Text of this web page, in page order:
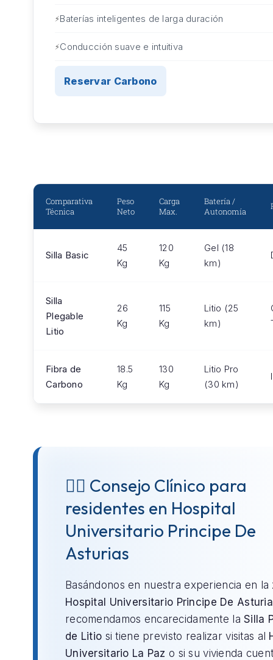
Baterías inteligentes de larga duración
Conducción suave e intuitiva
Reservar Carbono
Comparativa
Técnica
Peso
Neto
Carga
Max.
Batería /
Autonomía
Silla Basic
45
Kg
120
Kg
Gel (18
km)
Silla
Plegable
Litio
26
Kg
115
Kg
Litio (25
km)
Fibra de
Carbono
18.5
Kg
130
Kg
Litio Pro
(30 km)
👨‍⚕️ Consejo Clínico para
residentes en Hospital
Universitario Principe De
Asturias
Basándonos en nuestra experiencia en la
Hospital Universitario Principe De
recomendamos encarecidamente laSilla
de Litio si tiene previsto realizar visitas al
Universitario La Paz o si su vivienda